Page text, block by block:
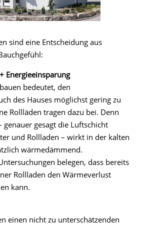
sind eine Entscheidung aus
Energieeinsparung
bedeutet, den
des Hauses möglichst gering zu
Rollläden tragen dazu bei. Denn
genauer gesagt die Luftschicht
und Rollladen – wirkt in der kalten
wärmedämmend.
belegen, dass bereits
Rollladen den Wärmeverlust
kann.
einen nicht zu unterschätzenden